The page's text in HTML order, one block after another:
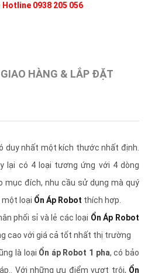
Hotline 0938 205 056
GIAO HÀNG & LẮP ĐẶT
duy nhất một kích thước nhất định.
lại có 4 loại tương ứng với 4 dòng
mục đích, nhu cầu sử dụng mà quý
một loại Ổn Áp Robot thích hợp.
phối sỉ và lẻ các loại Ổn Áp Robot
cao với giá cả tốt nhất thị trường
là loại Ổn áp Robot 1 pha, có bảo
Với những ưu điểm vượt trội, Ổn